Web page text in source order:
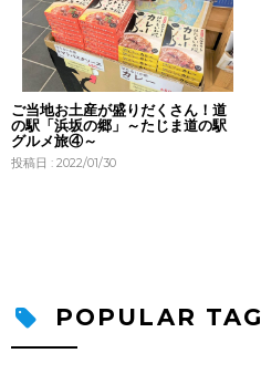
ご当地お土産が盛りだくさん！道
の駅「浜坂の郷」～たじま道の駅
グルメ旅④～
投稿日 : 2022/01/30
POPULAR TAG